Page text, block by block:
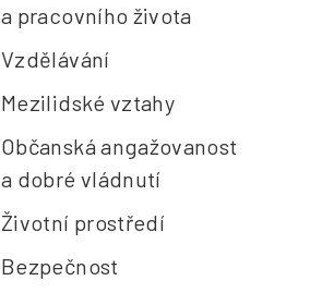
a pracovního života
Vzdělávání
Mezilidské vztahy
Občanská angažovanost
a dobré vládnutí
Životní prostředí
Bezpečnost